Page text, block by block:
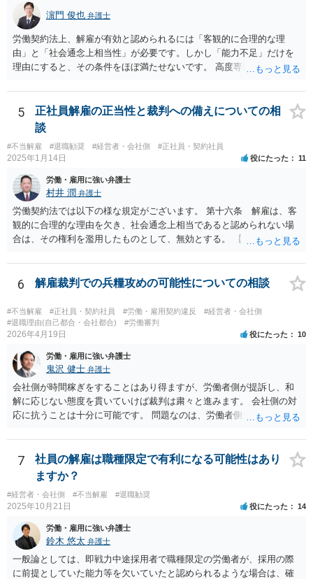
すことはあっても、基本的に儲かることにはなりません。 控訴審で着
手金をもらうということはありますが、1回限りの関係ではなく顧問の
関係なので、あまり好ましい処理ではありません。 事件終了後、顧問
が切れる可能性があるからです。 つまり、弁護士は、儲かるためでは
なく、顧問会社のためにその意思（それこそ会社の現在及び今後の戦
略）を踏まえたうえで事件を遂行していると推測されます。 ＞②原告
は年俸が1200万円と高かったこともあり、復職を希望しております。
復職の気持ちを萎えさす意味で、ずるずると、裁判を引き延ばしてい
る作戦もあるのでしょうか？ 原告は、その年俸に執着があるというこ
とで復職の意思があるということであればなおさら、時間がかかった
からと言って復職の気持ちが萎えるということはあまりありません。
現在、原告的に勝ち筋の見通しが十分あるということであれば、バッ
クペイに対する期待から、萎える理由はまず見当たりません。 つまり
会社も原告の取下を狙っているという作戦の問題ではなく、上記、顧
問会社の意思の問題だと思われます。 ＞反論の書面も、矛盾だらけの
反論となっており、論理破綻もしており、もうダメです。担当役員の
言葉をそのまま、文章にしたのか、一貫したストーリー性もありませ
ん。 とありますが、代理人弁護士としては、事実経験者が述べたこと
濵門 俊也 弁護士
労働契約法上、解雇が有効と認められるには「客観的に合理的な理
由」と「社会通念上相当性」が必要です。しかし「能力不足」だけを
理由にすると、その条件をほぼ満たせないです。 高度専門職であって
や配置転換などの改善措置を尽くした記録 を揃えないと、裁判所は
「合理的な解雇理由」とは認めないためです。 そのため、「能力不
足」で解雇を争われると、会社側が立証責任を果たせず、まず裁判に
勝てない（＝解雇無効と判断されやすい）のです。 ご質問者様のイメ
ージとは逆で、「高年俸・高度専門職だからこそ」、客観性・合理性
をより厳しく求められ、能力不足理由で解雇が認められるハードルは
むしろ高くなります。 中途の高度人材を能力不足で解雇するときは、
① 導入期の評価基準と実績の比較 ② 複数回にわたる注意・指導・教
育の実施 ③ 配置転換などほかの改善策の検討 などをしっかり記録し
ておかないと、解雇は無効とされる可能性が極めて高いです。
5
正社員解雇の正当性と裁判への備えについての相
談
#不当解雇 #退職勧奨 #経営者・会社側 #正社員・契約社員
2025年1月14日 役にたった 11
労働・雇用に強い弁護士
村井 潤 弁護士
労働契約法では以下の様な規定がございます。 第十六条 解雇は、客
観的に合理的な理由を欠き、社会通念上相当であると認められない場
合は、その権利を濫用したものとして、無効とする。 【ご質問１に対
ような命令を下し、それにどの様な逆らい方をしたのかによっては、
権利の濫用として解雇が無効とされる恐れはあると思います。 【ご質
問２に対して】 得ている給与が高かったかどうかは、普通解雇の上で
は判断が難しいと思います。 経営上整理解雇の必要がある際の場合と
は事案が異なると思われます。 【ご質問３に対して】 「協調性のな
さ」＝能力不足ということにもならない様に思います。 指導や面談も
なく解雇ちうことをされたのでしたら、反省するチャンスも与えなか
ったと評価されることになろうかと思われます。 以上、ご質問が簡略
ですので、一般論的な私見としてお答えします。 ご参考になさって下
さい。
6 解雇裁判での兵糧攻めの可能性についての相談
#不当解雇 #正社員・契約社員 #労働・雇用契約違反
#経営者・会社側
#退職理由(自己都合・会社都合)
#労働審判
2026年4月19日 役にたった 10
労働・雇用に強い弁護士
鬼沢 健士 弁護士
会社側が時間稼ぎをすることはあり得ますが、労働者側が提訴し、和
解に応じない態度を貫いていけば裁判は粛々と進みます。 会社側の対
応に抗うことは十分に可能です。 問題なのは、労働者側が「争わな
7
社員の解雇は職種限定で有利になる可能性はあり
ますか？
#経営者・会社側 #不当解雇 #退職勧奨
2025年10月21日 役にたった 14
労働・雇用に強い弁護士
鈴木 悠太 弁護士
一般論としては、即戦力中途採用者で職種限定の労働者が、採用の際
に前提としていた能力等を欠いていたと認められるような場合は、確